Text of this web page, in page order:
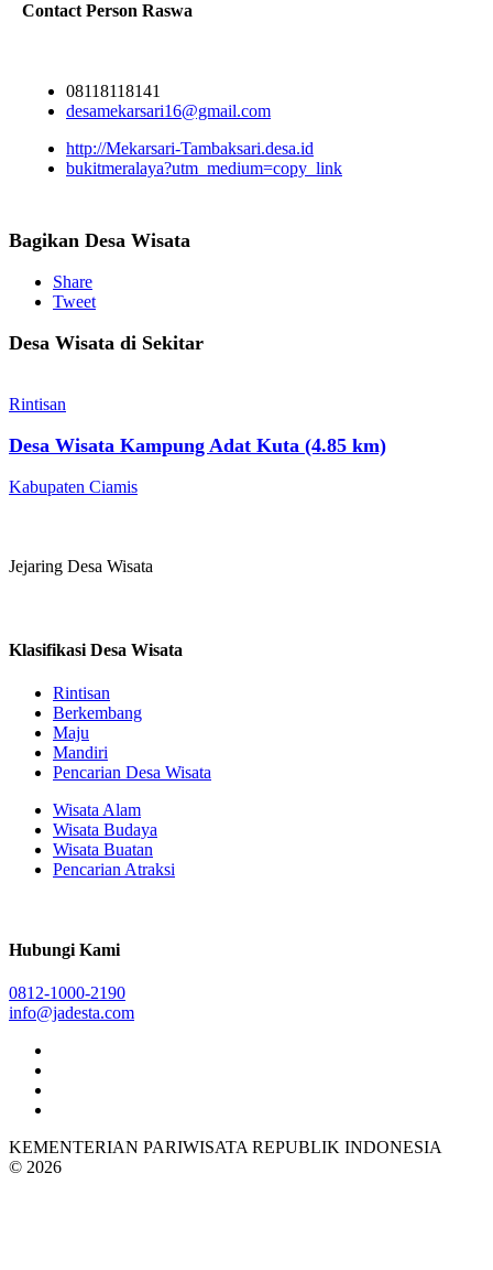
Contact Person Raswa
08118118141
desamekarsari16@gmail.com
http://Mekarsari-Tambaksari.desa.id
bukitmeralaya?utm_medium=copy_link
Bagikan Desa Wisata
Share
Tweet
Desa Wisata di Sekitar
Rintisan
Desa Wisata Kampung Adat Kuta (4.85 km)
Kabupaten Ciamis
Jejaring Desa Wisata
Klasifikasi Desa Wisata
Rintisan
Berkembang
Maju
Mandiri
Pencarian Desa Wisata
Wisata Alam
Wisata Budaya
Wisata Buatan
Pencarian Atraksi
Hubungi Kami
0812-1000-2190
info@jadesta.com
KEMENTERIAN PARIWISATA REPUBLIK INDONESIA
© 2026